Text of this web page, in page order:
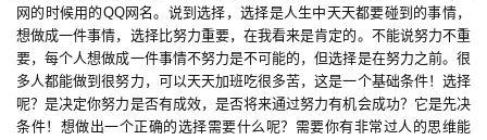
网的时候用的QQ网名。说到选择，选择是人生中天天都要碰到的事情，
想做成一件事情，选择比努力重要，在我看来是肯定的。不能说努力不重
要，每个人想做成一件事情不努力是不可能的，但选择是在努力之前。很
多人都能做到很努力，可以天天加班吃很多苦，这是一个基础条件！选择
呢？是决定你努力是否有成效，是否将来通过努力有机会成功？它是先决
条件！想做出一个正确的选择需要什么呢？需要你有非常过人的思维能